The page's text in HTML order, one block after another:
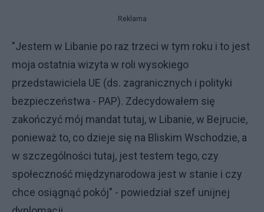
Reklama
"Jestem w Libanie po raz trzeci w tym roku i to jest
moja ostatnia wizyta w roli wysokiego
przedstawiciela UE (ds. zagranicznych i polityki
bezpieczeństwa - PAP). Zdecydowałem się
zakończyć mój mandat tutaj, w Libanie, w Bejrucie,
ponieważ to, co dzieje się na Bliskim Wschodzie, a
w szczególności tutaj, jest testem tego, czy
społeczność międzynarodowa jest w stanie i czy
chce osiągnąć pokój" - powiedział szef unijnej